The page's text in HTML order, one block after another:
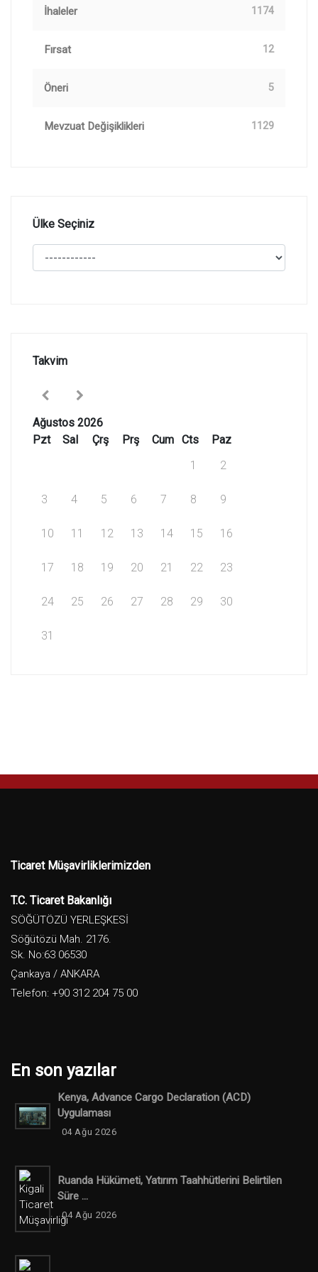
İhaleler 1174
Fırsat 12
Öneri 5
Mevzuat Değişiklikleri 1129
Ülke Seçiniz
Takvim
Ağustos 2026
Pzt
Sal Çrş Prş Cum Cts
Paz
1
2
3 4 5 6 7 8 9
10 11 12 13 14 15 16
17 18 19 20 21 22 23
24 25 26 27 28 29 30
31
Ticaret Müşavirliklerimizden
T.C. Ticaret Bakanlığı
SÖĞÜTÖZÜ YERLEŞKESİ
Söğütözü Mah. 2176.
Sk. No:63 06530
Çankaya / ANKARA
Telefon: +90 312 204 75 00
En son yazılar
Kenya, Advance Cargo Declaration (ACD)
Uygulaması
04 Ağu 2026
Ruanda Hükümeti, Yatırım Taahhütlerini Belirtilen
Süre ...
04 Ağu 2026